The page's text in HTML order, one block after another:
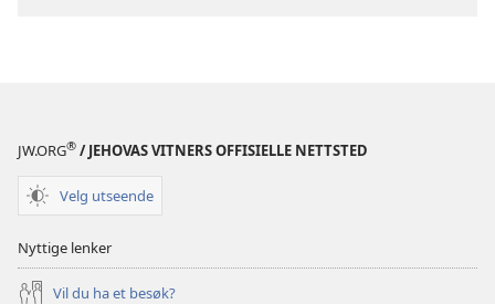
JW.ORG® / JEHOVAS VITNERS OFFISIELLE NETTSTED
Velg utseende
Nyttige lenker
Vil du ha et besøk?